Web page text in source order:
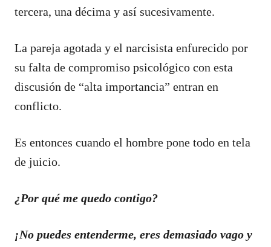
tercera, una décima y así sucesivamente.
La pareja agotada y el narcisista enfurecido por
su falta de compromiso psicológico con esta
discusión de “alta importancia” entran en
conflicto.
Es entonces cuando el hombre pone todo en tela
de juicio.
¿Por qué me quedo contigo?
¡No puedes entenderme, eres demasiado vago y